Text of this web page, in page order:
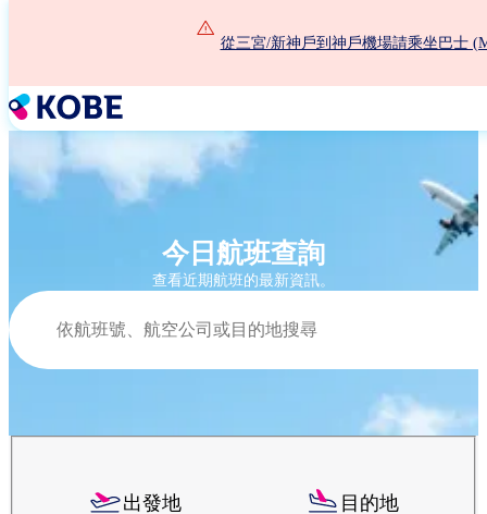
內
容
從三宮/新神戶到神戶機場請乘坐巴士
今日航班查詢
查看近期航班的最新資訊。
出發地 目的地